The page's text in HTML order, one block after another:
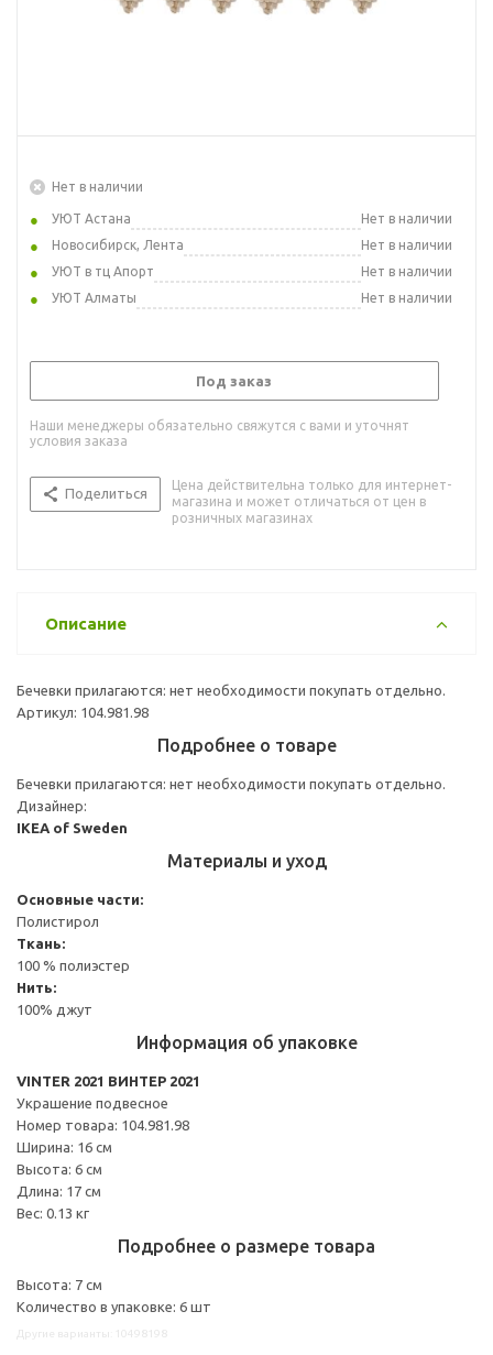
Нет в наличии
УЮТ Астана
Нет в наличии
Новосибирск, Лента
Нет в наличии
УЮТ в тц Апорт
Нет в наличии
УЮТ Алматы
Нет в наличии
Под заказ
Наши менеджеры обязательно свяжутся с вами и уточнят
условия заказа
Поделиться
Цена действительна только для интернет-
магазина и может отличаться от цен в
розничных магазинах
Описание
Бечевки прилагаются: нет необходимости покупать отдельно.
Артикул: 104.981.98
Подробнее о товаре
Бечевки прилагаются: нет необходимости покупать отдельно.
Дизайнер:
IKEA of Sweden
Материалы и уход
Основные части:
Полистирол
Ткань:
100 % полиэстер
Нить:
100% джут
Информация об упаковке
VINTER 2021 ВИНТЕР 2021
Украшение подвесное
Номер товара: 104.981.98
Ширина: 16 см
Высота: 6 см
Длина: 17 см
Вес: 0.13 кг
Подробнее о размере товара
Высота: 7 см
Количество в упаковке: 6 шт